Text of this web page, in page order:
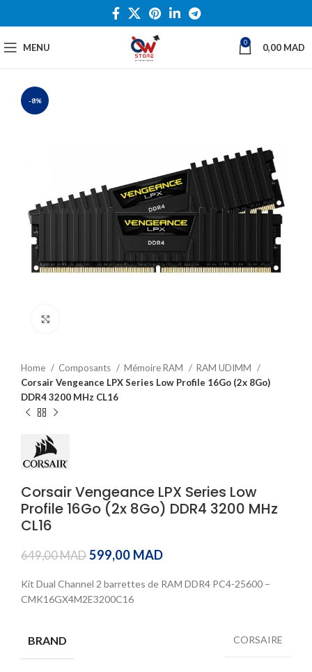
MENU 0 0,00 MAD
-8%
Home Composants Mémoire RAM
RAM UDIMM
Corsair Vengeance LPX Series Low Profile 16Go (2x 8Go)
DDR4 3200 MHz CL16
Corsair Vengeance LPX Series Low
Profile 16Go (2x 8Go) DDR4 3200 MHz
CL16
649,00MAD 599,00 MAD
Kit Dual Channel 2 barrettes de RAM DDR4 PC4-25600 –
CMK16GX4M2E3200C16
BRAND CORSAIRE